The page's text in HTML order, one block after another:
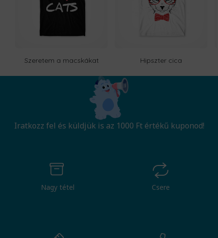
Szeretem a macskákat Hipszter cica
Iratkozz fel és küldjük is az 1000 Ft értékű kuponod!
Nagy tétel Csere